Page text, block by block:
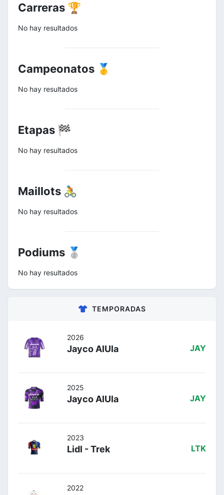
Carreras 🏆
No hay resultados
Campeonatos 🥇
No hay resultados
Etapas 🏁
No hay resultados
Maillots 🚴
No hay resultados
Podiums 🥈
No hay resultados
TEMPORADAS
2026
Jayco AlUla JAY
2025
Jayco AlUla JAY
2023
Lidl - Trek LTK
2022